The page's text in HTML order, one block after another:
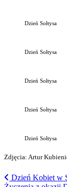
Dzień Sołtysa
Dzień Sołtysa
Dzień Sołtysa
Dzień Sołtysa
Dzień Sołtysa
Zdjęcia: Artur
Dzień Kobiet w